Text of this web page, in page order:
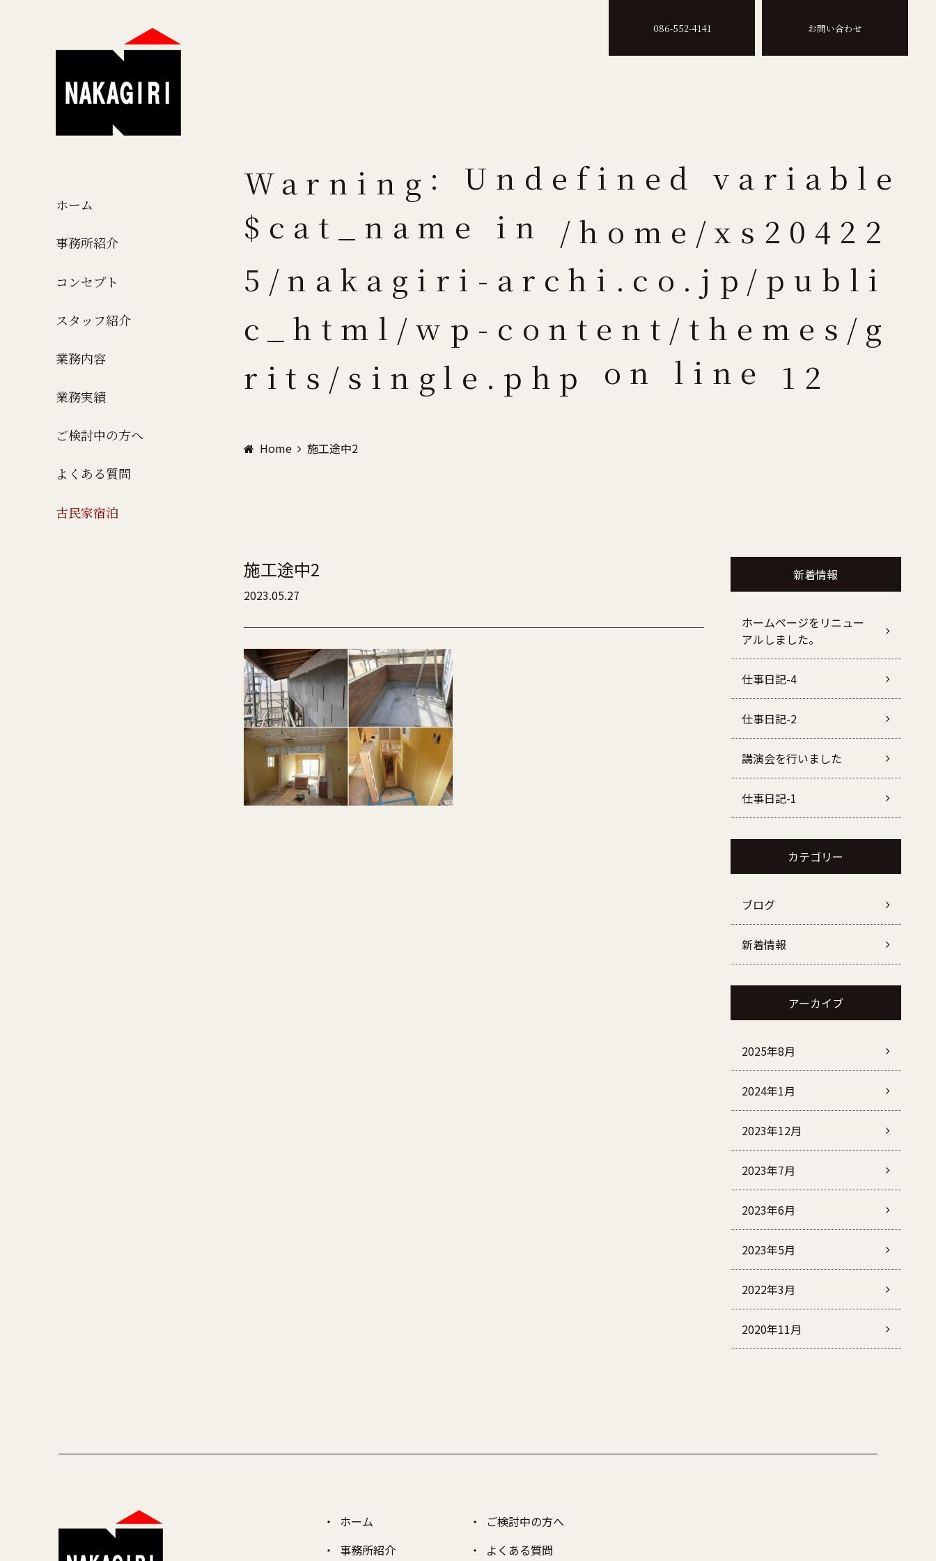
ホーム
事務所紹介
コンセプト
スタッフ紹介
業務内容
業務実績
ご検討中の方へ
よくある質問
古民家宿泊
086-552-4141 お問い合わせ
Warning : Undefined variable
$cat_name in /home/xs20422
5/nakagiri-archi.co.jp/publi
c_html/wp-content/themes/g
rits/single.php
on line 12
Home 施工途中2
施工途中2
2023.05.27
新着情報
ホームページをリニュー
アルしました。
仕事日記-4
仕事日記-2
講演会を行いました
仕事日記-1
カテゴリー
ブログ
新着情報
アーカイブ
2025年8月
2024年1月
2023年12月
2023年7月
2023年6月
2023年5月
2022年3月
2020年11月
ホーム
事務所紹介
ご検討中の方へ
よくある質問